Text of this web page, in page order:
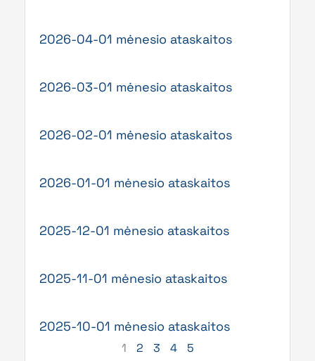
2026-04-01 mėnesio ataskaitos
2026-03-01 mėnesio ataskaitos
2026-02-01 mėnesio ataskaitos
2026-01-01 mėnesio ataskaitos
2025-12-01 mėnesio ataskaitos
2025-11-01 mėnesio ataskaitos
2025-10-01 mėnesio ataskaitos
1 2 3 4 5